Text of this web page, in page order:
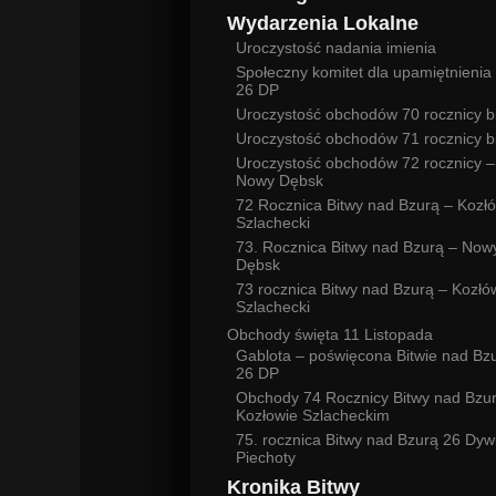
Wydarzenia Lokalne
Uroczystość nadania imienia
Społeczny komitet dla upamiętnienia
26 DP
Uroczystość obchodów 70 rocznicy
Uroczystość obchodów 71 rocznicy
Uroczystość obchodów 72 rocznicy –
Nowy Dębsk
72 Rocznica Bitwy nad Bzurą –
Szlachecki
73. Rocznica Bitwy nad Bzurą –
Dębsk
73 rocznica Bitwy nad Bzurą –
Szlachecki
Obchody święta 11 Listopada
Gablota – poświęcona Bitwie nad
26 DP
Obchody 74 Rocznicy Bitwy nad
Kozłowie Szlacheckim
75. rocznica Bitwy nad Bzurą 26
Piechoty
Kronika Bitwy